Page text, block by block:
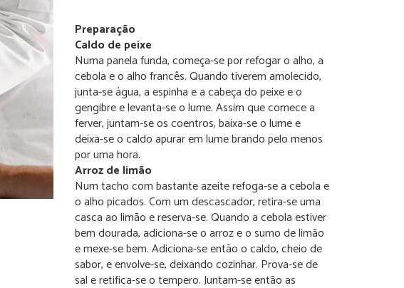
Preparação
Caldo de peixe
Numa panela funda, começa-se por refogar o alho, a
cebola e o alho francês. Quando tiverem amolecido,
junta-se água, a espinha e a cabeça do peixe e o
gengibre e levanta-se o lume. Assim que comece a
ferver, juntam-se os coentros, baixa-se o lume e
deixa-se o caldo apurar em lume brando pelo menos
por uma hora.
Arroz de limão
Num tacho com bastante azeite refoga-se a cebola e
o alho picados. Com um descascador, retira-se uma
casca ao limão e reserva-se. Quando a cebola estiver
bem dourada, adiciona-se o arroz e o sumo de limão
e mexe-se bem. Adiciona-se então o caldo, cheio de
sabor, e envolve-se, deixando cozinhar. Prova-se de
sal e retifica-se o tempero. Juntam-se então as